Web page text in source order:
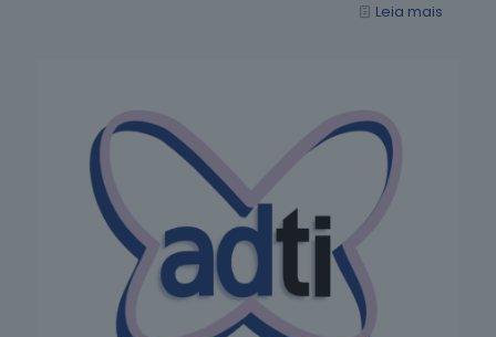
Leia mais